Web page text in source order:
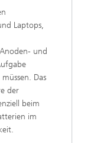
Laptops,
und
Das
der
beim
im